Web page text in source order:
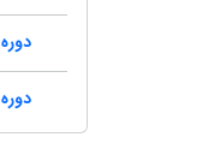
دوره 4 (1394)
دوره 1 (1391)